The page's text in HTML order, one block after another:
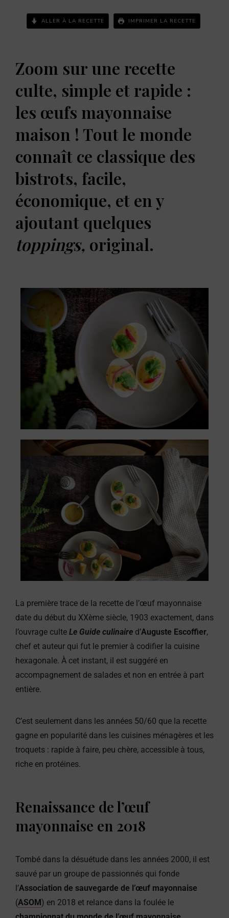
ALLER À LA RECETTE IMPRIMER LA RECETTE
Zoom sur une recette
culte, simple et rapide :
les œufs mayonnaise
maison ! Tout le monde
connaît ce classique des
bistrots, facile,
économique, et en y
ajoutant quelques
toppings, original.
La première trace de la recette de l’œuf mayonnaise
date du début du XXème siècle, 1903 exactement, dans
l’ouvrage culte Le Guide culinaire d’Auguste Escoffier,
chef et auteur qui fut le premier à codifier la cuisine
hexagonale. À cet instant, il est suggéré en
accompagnement de salades et non en entrée à part
entière.
C’est seulement dans les années 50/60 que la recette
gagne en popularité dans les cuisines ménagères et les
troquets : rapide à faire, peu chère, accessible à tous,
riche en protéines.
Renaissance de l’œuf
mayonnaise en 2018
Tombé dans la désuétude dans les années 2000, il est
sauvé par un groupe de passionnés qui fonde
l’Association de sauvegarde de l’œuf mayonnaise
(ASOM ) en 2018 et relance dans la foulée le